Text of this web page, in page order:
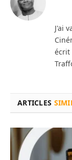
J'ai
écrit
ARTICLES